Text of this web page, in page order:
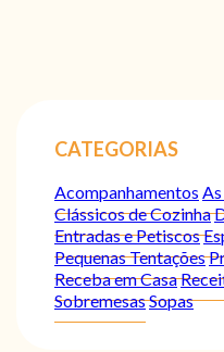
CATEGORIAS
Acompanhamentos
Clássicos de Cozinha
Entradas e Petiscos
Pequenas Tentações
Receba em Casa
SobremesasSopas